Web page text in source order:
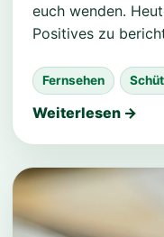
euch wenden.
Positives zu
Fernsehen
Weiterlesen →